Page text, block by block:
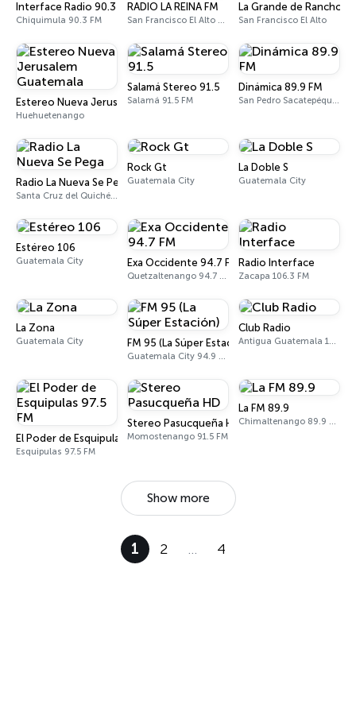
Interface Radio 90.3
Chiquimula 90.3 FM
RADIO LA REINA FM
San Francisco El Alto 91.3 FM
La Grande de Rancho
San Francisco El Alto
Estereo Nueva Jerusalem Guatemala
Huehuetenango
Salamá Stereo 91.5
Salamá 91.5 FM
Dinámica 89.9 FM
San Pedro Sacatepéquez 89.9 FM
Radio La Nueva Se Pega
Santa Cruz del Quiché 92.3 FM
Rock Gt
Guatemala City
La Doble S
Guatemala City
Estéreo 106
Guatemala City Exa Occidente 94.7 FM
Quetzaltenango 94.7 FM
Radio Interface
Zacapa 106.3 FM
La Zona
Guatemala City FM 95 (La Súper Estación)
Guatemala City 94.9 FM
Club Radio
Antigua Guatemala 102.5 FM
El Poder de Esquipulas 97.5 FM
Esquipulas 97.5 FM
Stereo Pasucqueña HD
Momostenango 91.5 FM
La FM 89.9
Chimaltenango 89.9 FM
Show more
1 2 … 4